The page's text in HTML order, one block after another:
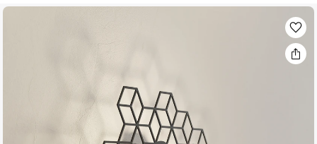
Ugrás